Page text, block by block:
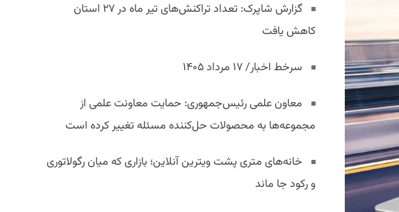
گزارش شاپرک: تعداد تراکنش‌های تیر ماه در ۲۷ استان‌
کاهش یافت
سرخط اخبار/ ۱۷ مرداد ۱۴۰۵
معاون علمی رئیس‌جمهوری: حمایت معاونت علمی از
مجموعه‌ها به محصولات حل‌کننده مسئله تغییر کرده است
خانه‌های متری پشت ویترین آنلاین؛ بازاری که میان رگولاتوری
و رکود جا ماند